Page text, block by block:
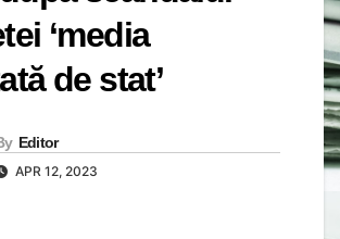
‘media
de stat’
Editor
APR 12, 2023